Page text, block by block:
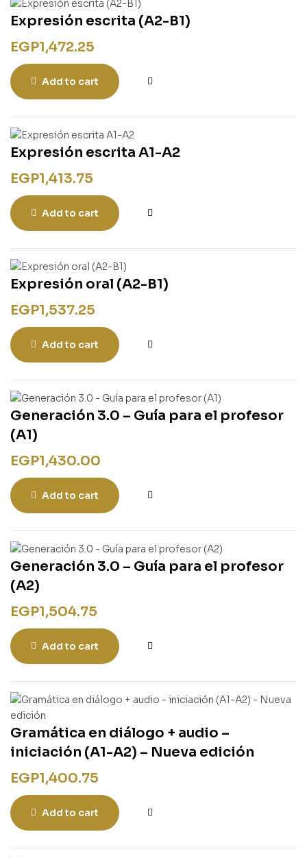
Expresión escrita (A2-B1)
EGP1,472.25
Add to cart
Expresión escrita A1-A2
EGP1,413.75
Add to cart
Expresión oral (A2-B1)
EGP1,537.25
Add to cart
Generación 3.0 – Guía para el profesor
(A1)
EGP1,430.00
Add to cart
Generación 3.0 – Guía para el profesor
(A2)
EGP1,504.75
Add to cart
Gramática en diálogo + audio –
iniciación (A1-A2) – Nueva edición
EGP1,400.75
Add to cart
for Specific Purposes
& Games
Fiction & General
Teaching &